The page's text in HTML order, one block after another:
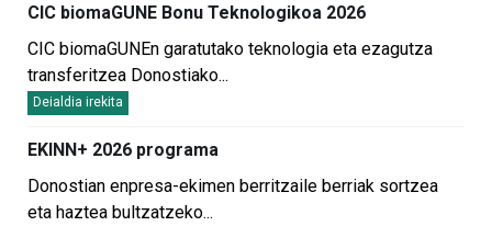
CIC biomaGUNE Bonu Teknologikoa 2026
Deialdia irekita
CIC biomaGUNEn garatutako teknologia eta ezagutza
transferitzea Donostiako
...
EKINN+ 2026 programa
Donostian enpresa-ekimen berritzaile berriak sortzea
eta haztea bultzatzeko